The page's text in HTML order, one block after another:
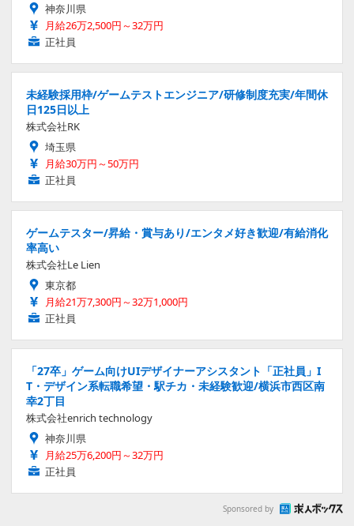
神奈川県
月給26万2,500円～32万円
正社員
未経験採用枠/ゲームテストエンジニア/研修制度充実/年間休
日125日以上
株式会社RK
埼玉県
月給30万円～50万円
正社員
ゲームテスター/昇給・賞与あり/エンタメ好き歓迎/有給消化
率高い
株式会社Le Lien
東京都
月給21万7,300円～32万1,000円
正社員
「27卒」ゲーム向けUIデザイナーアシスタント「正社員」I
T・デザイン系転職希望・駅チカ・未経験歓迎/横浜市西区南
幸2丁目
株式会社enrich technology
神奈川県
月給25万6,200円～32万円
正社員
Sponsored by